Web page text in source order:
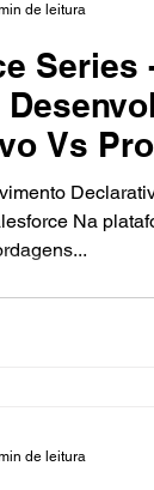
Series
Vs
Salesforce,
de leitura
de leitura